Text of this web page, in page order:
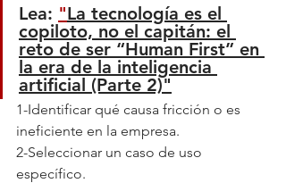
Lea: "La tecnología es el
copiloto, no el capitán: el
reto de ser “Human First” en
la era de la inteligencia
artificial (Parte 2)"
1-Identificar qué causa fricción o es
ineficiente en la empresa.
2-Seleccionar un caso de uso
específico.